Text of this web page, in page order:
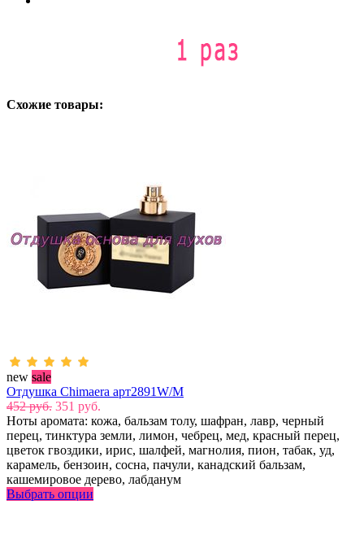
Схожие товары:
new sale
Отдушка Chimaera арт2891W/M
452 руб. 351 руб.
Ноты аромата: кожа, бальзам толу, шафран, лавр, черный
перец, тинктура земли, лимон, чебрец, мед, красный перец,
цветок гвоздики, ирис, шалфей, магнолия, пион, табак, уд,
карамель, бензоин, сосна, пачули, канадский бальзам,
кашемировое дерево, лабданум
Выбрать опции